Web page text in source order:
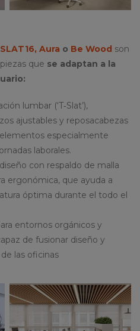
SLAT16, Aura o Be Wood son
que se adaptan a la
lumbar (‘T‑Slat’),
ajustables y reposacabezas
especialmente
laborales.
con respaldo de malla
ergonómica, que ayuda a
óptima durante el todo el
entornos orgánicos y
de fusionar diseño y
las oficinas